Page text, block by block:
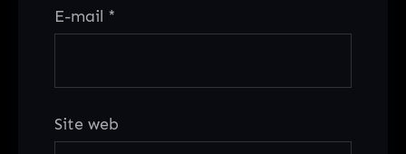
E-mail *
Site web